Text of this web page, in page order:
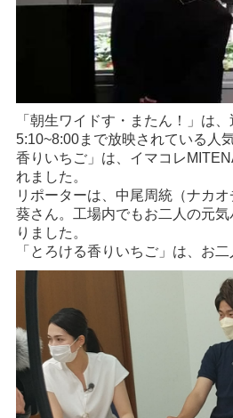
「朝生ワイドす・またん！」は
5:10~8:00まで放映されている人
香りいちご」は、イマコレ
れました。
リポーターは、中尾周統（ナカ
葵さん。工場内でもお二人の元
りました。
「とろける香りいちご」は、お二